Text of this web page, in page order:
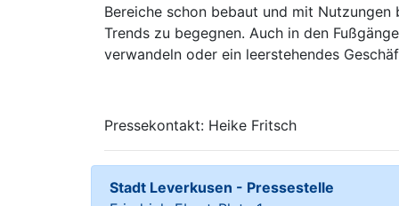
Bereiche schon bebaut und mit Nutzungen
Trends zu begegnen. Auch in den
verwandeln oder ein leerstehendes
Pressekontakt: Heike Fritsch
Stadt Leverkusen - Pressestelle